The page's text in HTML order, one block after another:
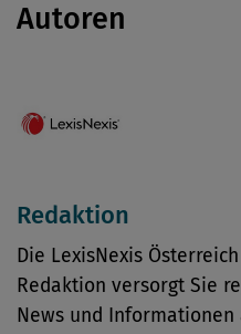
Autoren
Redaktion
Die LexisNexis
Redaktion versorgt Sie
News und